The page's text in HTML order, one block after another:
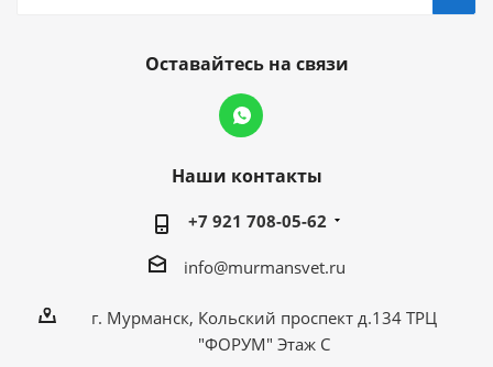
Оставайтесь на связи
Наши контакты
+7 921 708-05-62
info@murmansvet.ru
г. Мурманск, Кольский проспект д.134 ТРЦ
"ФОРУМ" Этаж С